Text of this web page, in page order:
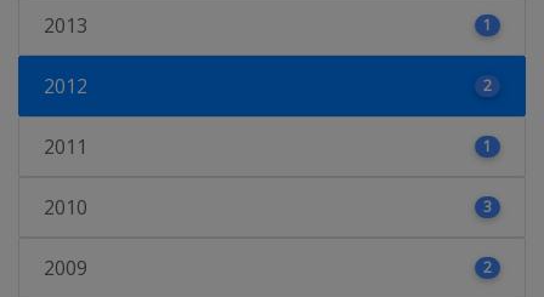
2013 1
2012 2
2011 1
2010 3
2009 2